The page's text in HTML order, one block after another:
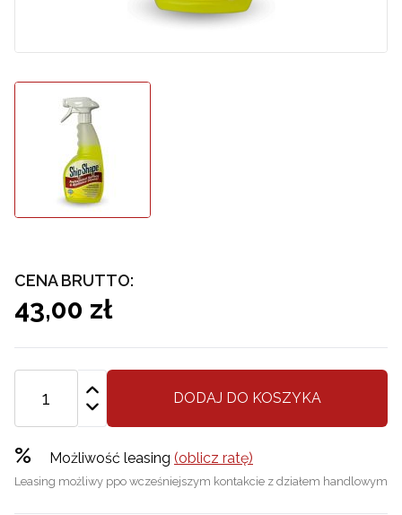
CENA BRUTTO:
43,00 zł
DODAJ DO KOSZYKA
% Możliwość leasing (oblicz ratę)
Leasing możliwy ppo wcześniejszym kontakcie z działem handlowym